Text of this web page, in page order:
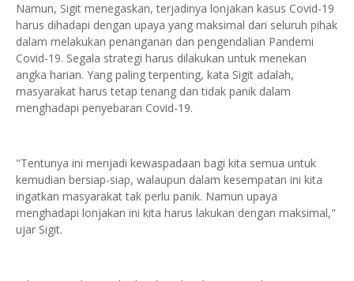
Namun, Sigit menegaskan, terjadinya lonjakan kasus Covid-19
harus dihadapi dengan upaya yang maksimal dari seluruh pihak
dalam melakukan penanganan dan pengendalian Pandemi
Covid-19. Segala strategi harus dilakukan untuk menekan
angka harian. Yang paling terpenting, kata Sigit adalah,
masyarakat harus tetap tenang dan tidak panik dalam
menghadapi penyebaran Covid-19.
"Tentunya ini menjadi kewaspadaan bagi kita semua untuk
kemudian bersiap-siap, walaupun dalam kesempatan ini kita
ingatkan masyarakat tak perlu panik. Namun upaya
menghadapi lonjakan ini kita harus lakukan dengan maksimal,"
ujar Sigit.